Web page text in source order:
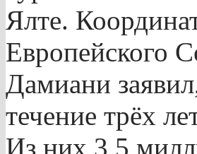
Ялте.
Европейского
Дамиани
течение трёх
Из них 3,5